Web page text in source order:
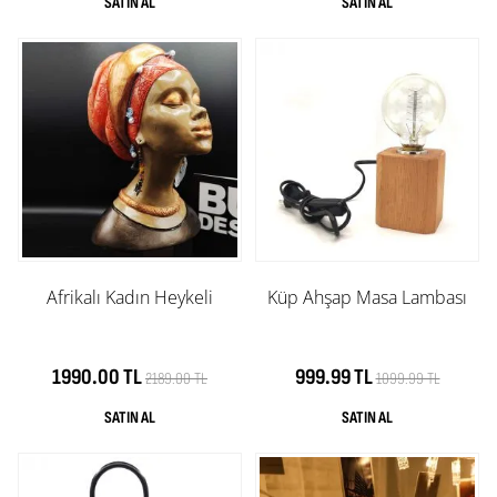
Afrikalı Kadın Heykeli
1990.00 TL2189.00 TL
Küp Ahşap Masa Lambası
999.99 TL1099.99 TL